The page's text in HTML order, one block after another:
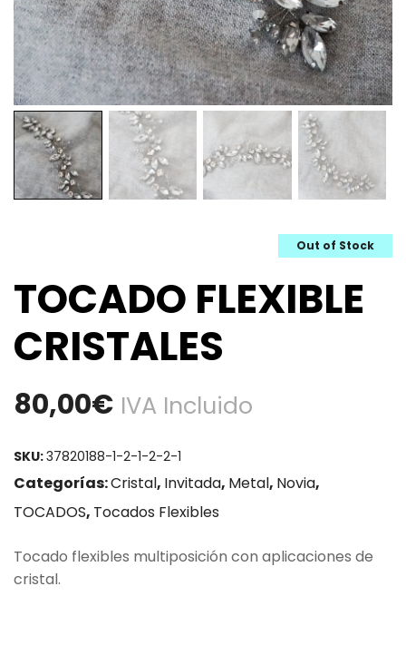
Out of Stock
TOCADO FLEXIBLE
CRISTALES
80,00€ IVA Incluido
SKU:37820188-1-2-1-2-2-1
Categorías:Cristal, Invitada, Metal, Novia,
TOCADOS, Tocados Flexibles
Tocado flexibles multiposición con aplicaciones de
cristal.